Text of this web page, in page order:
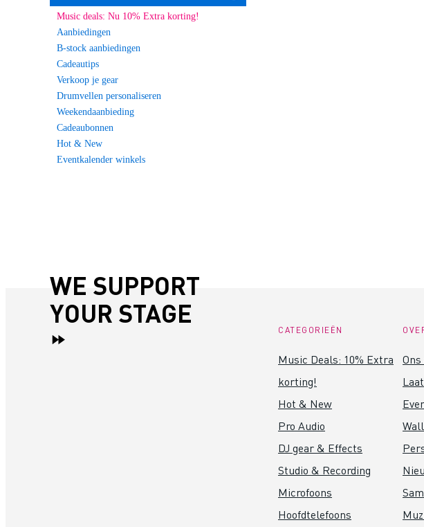
Music deals: Nu 10% Extra korting!
Aanbiedingen
B-stock aanbiedingen
Cadeautips
Verkoop je gear
Drumvellen personaliseren
Weekendaanbieding
Cadeaubonnen
Hot & New
Eventkalender winkels
WE SUPPORT
YOUR STAGE
CATEGORIEËN
Music Deals: 10% Extra
korting!
Hot & New
Pro Audio
DJ gear & Effects
Studio & Recording
Microfoons
Hoofdtelefoons